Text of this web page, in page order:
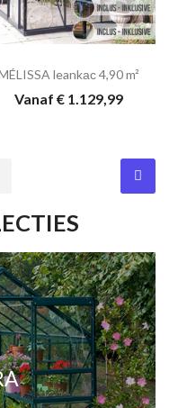
leankас 4,90 m²
Vanaf € 1.129,99